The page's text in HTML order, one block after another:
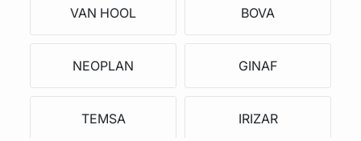
VAN HOOL BOVA
NEOPLAN GINAF
TEMSA IRIZAR